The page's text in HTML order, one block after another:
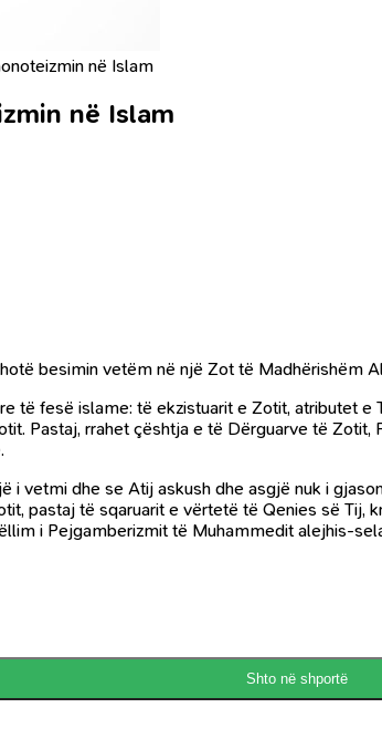
në Islam
në Islam
besimin vetëm në një Zot të Madhërishëm
të fesë islame: të ekzistuarit e Zotit, atributet
Pastaj, rrahet çështja e të Dërguarve të
vetmi dhe se Atij askush dhe asgjë nuk i
pastaj të sqaruarit e vërtetë të Qenies së
i Pejgamberizmit të Muhammedit alejhis-
Shto në shportë